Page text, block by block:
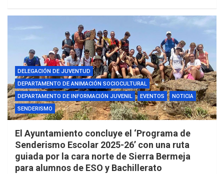
DELEGACIÓN DE JUVENTUD
DEPARTAMENTO DE ANIMACIÓN SOCIOCULTURAL
DEPARTAMENTO DE INFORMACIÓN JUVENIL
EVENTOS
NOTICIA
SENDERISMO
El Ayuntamiento concluye el ‘Programa de
Senderismo Escolar 2025-26’ con una ruta
guiada por la cara norte de Sierra Bermeja
para alumnos de ESO y Bachillerato